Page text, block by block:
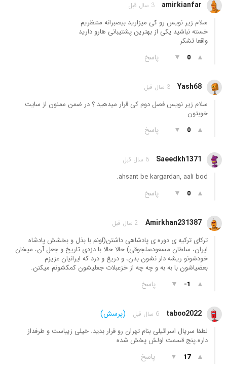
amirkianfar 3 سال قبل
سلام زیر نویس رو کی میزارید بیصبرانه منتظریم
خسته نباشید یکی از بهترین پشتیبانی هارو دارید
واقعا تشکر
▲
0
▼ پاسخ
Yash68 3 سال قبل
سلام زیر نویس فصل دوم کی قرار میدهید ؟ در ضمن ممنون از سایت
خوبتون
▲
0
▼ پاسخ
Saeedkh1371 6 سال قبل
ahsant be kargardan, aali bod.
▲
0
▼ پاسخ
Amirkhan231387 2 سال قبل
ترکای ترکیه ی دوره ی پادشاهی داشتن(اونم با بذل و بخشش پادشاه
ایران، سلطان مسعودسلجوقی) حالا حالا با دزدی تاریخ و جعل آن، میخان
خودشونو ریشه دار نشون بدن، و دریغ و درد که ایرانیان عزیزم
بعضیاشون با به به و چه چه از خزعبلات جعلیشون کمکشونم میکنن.
▲
-1
▼ پاسخ
taboo2022 6 سال قبل (پرسش)
لطفا سریال اسرائیلی بنام تهران رو قرار بدید. خیلی زیباست و طرفداز
داره.پنج قسمت اولش پخش شده‌
▲
17
▼ پاسخ